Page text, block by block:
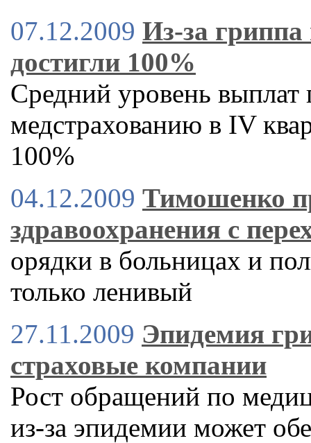
07.12.2009 Из-за
достигли 100%
Средний уровень
медстрахованию в IV
100%
04.12.2009 Тимошенко
здравоохранения с
орядки в больницах и
только ленивый
27.11.2009 Эпидемия
страховые компании
Рост обращений по
из-за эпидемии может